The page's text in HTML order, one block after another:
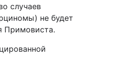
случаев
не будет
Примовиста.
ой